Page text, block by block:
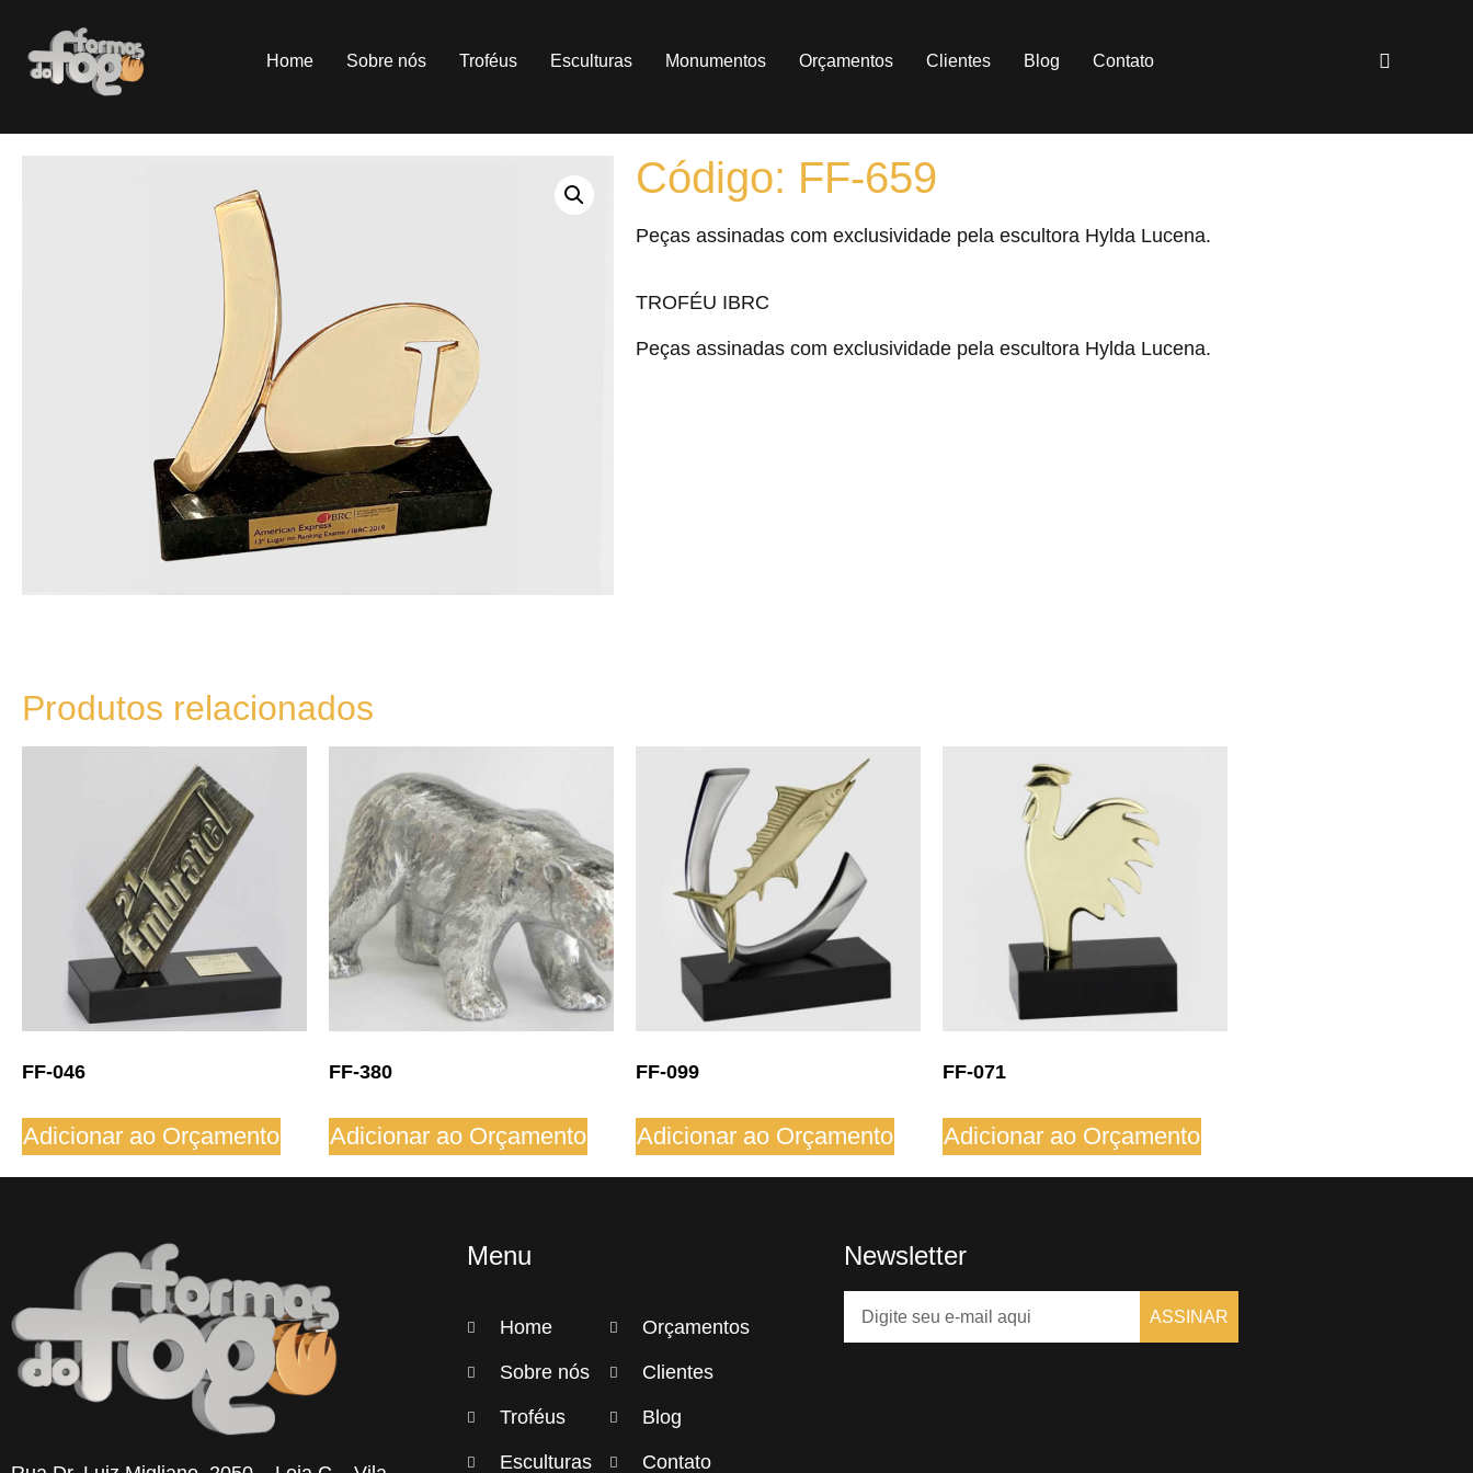
Home Sobre nós Troféus Esculturas Monumentos Orçamentos Clientes Blog Contato
Código: FF-659
Peças assinadas com exclusividade pela escultora Hylda Lucena.
TROFÉU IBRC
Peças assinadas com exclusividade pela escultora Hylda Lucena.
Produtos relacionados
FF-046
Adicionar ao Orçamento
FF-380
Adicionar ao Orçamento
FF-099
Adicionar ao Orçamento
FF-071
Adicionar ao Orçamento
Menu
Home
Sobre nós
Troféus
Esculturas
Orçamentos
Clientes
Blog
Contato
Newsletter
ASSINAR